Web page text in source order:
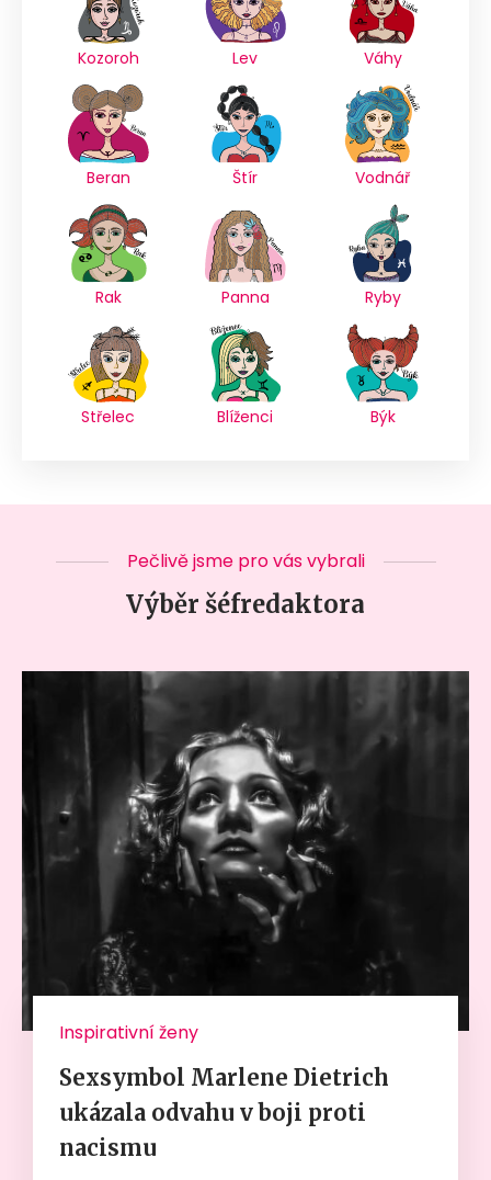
Kozoroh Lev Váhy
Beran Štír Vodnář
Rak Panna Ryby
Střelec Blíženci Býk
Pečlivě jsme pro vás vybrali
Výběr šéfredaktora
Inspirativní ženy
Sexsymbol Marlene Dietrich
ukázala odvahu v boji proti
nacismu